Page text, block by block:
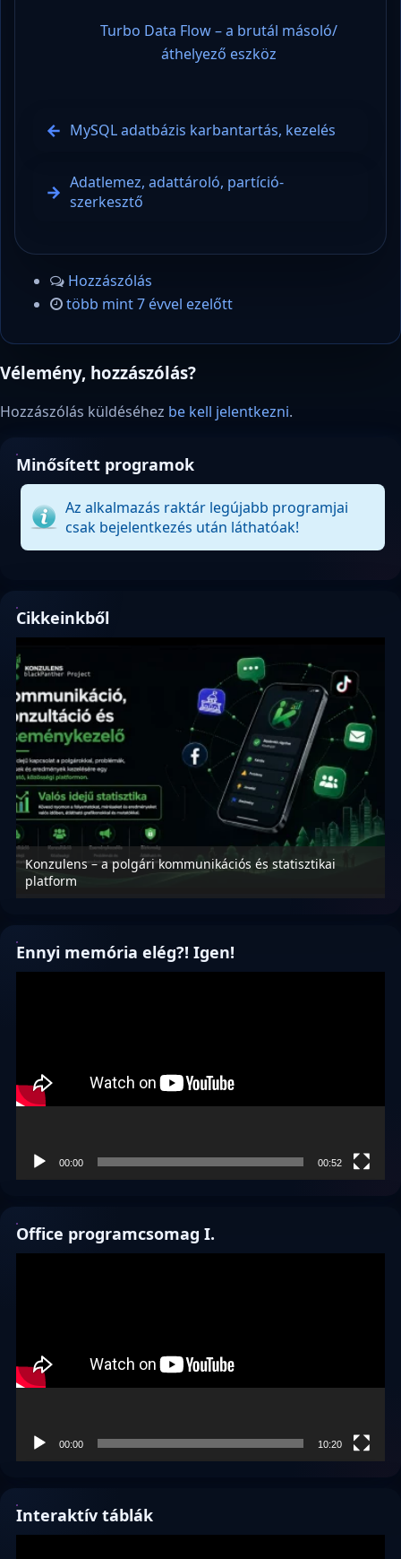
Turbo Data Flow – a brutál másoló/
áthelyező eszköz
MySQL adatbázis karbantartás, kezelés
Adatlemez, adattároló, partíció-
szerkesztő
Hozzászólás
több mint 7 évvel ezelőtt
Vélemény, hozzászólás?
Hozzászólás küldéséhez be kell jelentkezni.
Minősített programok
Az alkalmazás raktár legújabb programjai
csak bejelentkezés után láthatóak!
Cikkeinkből
Konzulens – a polgári kommunikációs és statisztikai
platform
Ennyi memória elég?! Igen!
00:00 00:52
Office programcsomag I.
00:00 10:20
Interaktív táblák